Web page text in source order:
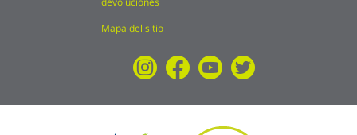
Mapa del sitio